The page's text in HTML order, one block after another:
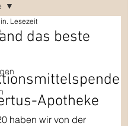
das beste
Apotheke
Lesezeit
haben wir von der